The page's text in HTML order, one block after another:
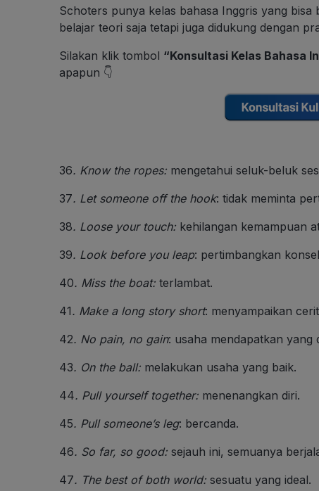
Schoters punya kelas bahasa Inggris yang
belajar teori saja tetapi juga didukung dengan
Silakan klik tombol “Konsultasi Kelas Bahasa
apapun 👇
36. Know the ropes: mengetahui seluk-beluk
37. Let someone off the hook: tidak meminta
38. Loose your touch: kehilangan kemampuan
39. Look before you leap: pertimbangkan
40. Miss the boat: terlambat.
41 . Make a long story short: menyampaikan
42. No pain, no gain: usaha mendapatkan yang
43. On the ball: melakukan usaha yang baik.
44. Pull yourself together: menenangkan diri.
45. Pull someone’s leg: bercanda.
46. So far, so good: sejauh ini, semuanya
47. The best of both world: sesuatu yang ideal.